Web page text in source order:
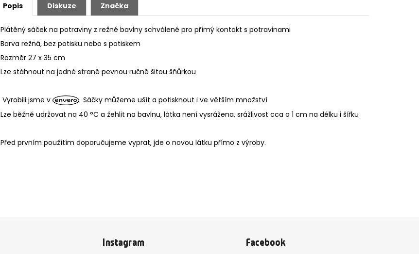
Popis Diskuze Značka
Plátěný sáček na potraviny z režné bavlny schválené pro přímý kontakt s potravinami
Barva režná, bez potisku nebo s potiskem
Rozměr 27 x 35 cm
Lze stáhnout na jedné straně pevnou ručně šitou šňůrkou
Vyrobili jsme v
Sáčky můžeme ušít a potisknout i ve větším množství
Lze běžně udržovat na 40 °C a žehlit na bavlnu, látka není vysrážena, srážlivost cca o 1 cm na délku i šířku
Před prvním použítím doporučujeme vyprat, jde o novou látku přímo z výroby.
Instagram Facebook